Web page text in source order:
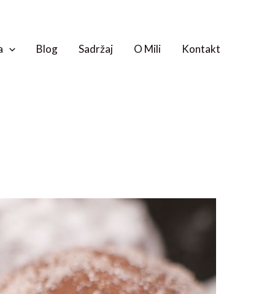
Blog Sadržaj O Mili Kontakt